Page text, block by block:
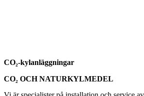
CO₂-kylanläggningar
CO₂ OCH NATURKYLMEDEL